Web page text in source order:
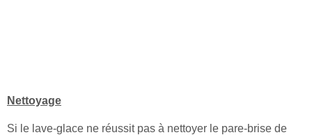
Nettoyage
Si le lave-glace ne réussit pas à nettoyer le pare-brise de